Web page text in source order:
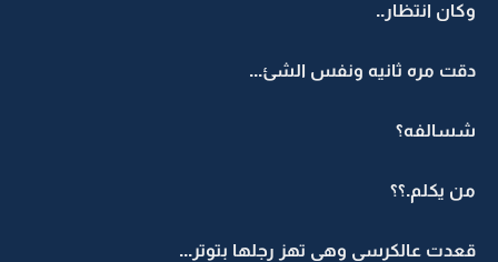
وكان انتظار..
دقت مره ثانيه ونفس الشئ...
شسالفه؟
من يكلم.؟؟
قعدت عالكرسي وهي تهز رجلها بتوتر...